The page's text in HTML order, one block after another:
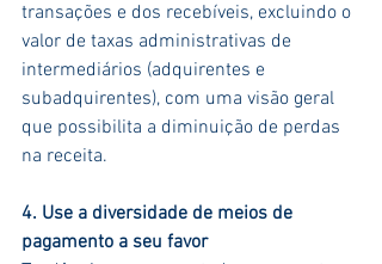
transações e dos recebíveis, excluindo o
valor de taxas administrativas de
intermediários (adquirentes e
subadquirentes), com uma visão geral
que possibilita a diminuição de perdas
na receita.
4. Use a diversidade de meios de
pagamento a seu favor